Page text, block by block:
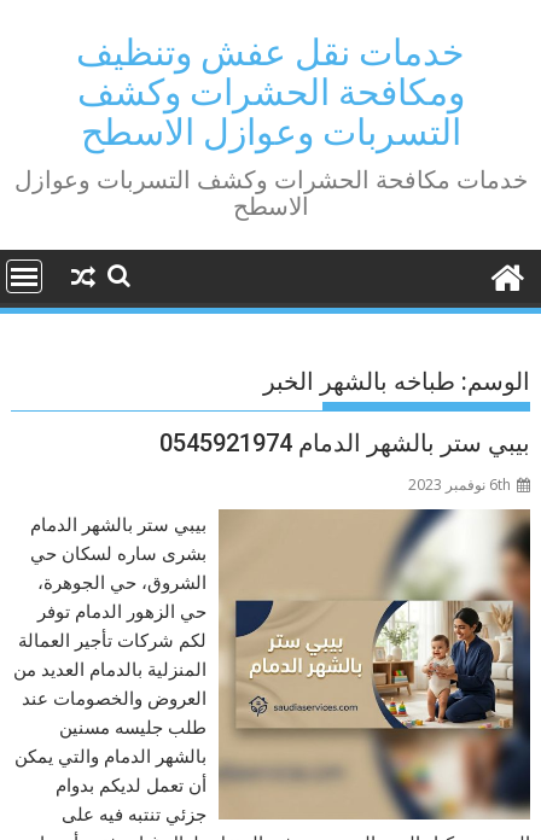
خدمات نقل عفش وتنظيف
ومكافحة الحشرات وكشف
التسربات وعوازل الاسطح
خدمات مكافحة الحشرات وكشف التسربات وعوازل
الاسطح
الوسم: طباخه بالشهر الخبر
بيبي ستر بالشهر الدمام 0545921974
6th نوفمبر 2023
بيبي ستر بالشهر الدمام
بشرى ساره لسكان حي
الشروق، حي الجوهرة،
حي الزهور الدمام توفر
لكم شركات تأجير العمالة
المنزلية بالدمام العديد من
العروض والخصومات عند
طلب جليسه مسنين
بالشهر الدمام والتي يمكن
أن تعمل لديكم بدوام
جزئي تنتبه فيه على